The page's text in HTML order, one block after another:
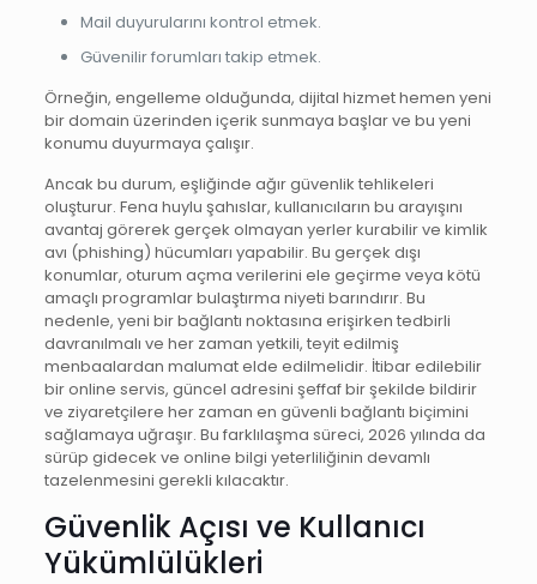
Mail duyurularını kontrol etmek.
Güvenilir forumları takip etmek.
Örneğin, engelleme olduğunda, dijital hizmet hemen yeni
bir domain üzerinden içerik sunmaya başlar ve bu yeni
konumu duyurmaya çalışır.
Ancak bu durum, eşliğinde ağır güvenlik tehlikeleri
oluşturur. Fena huylu şahıslar, kullanıcıların bu arayışını
avantaj görerek gerçek olmayan yerler kurabilir ve kimlik
avı (phishing) hücumları yapabilir. Bu gerçek dışı
konumlar, oturum açma verilerini ele geçirme veya kötü
amaçlı programlar bulaştırma niyeti barındırır. Bu
nedenle, yeni bir bağlantı noktasına erişirken tedbirli
davranılmalı ve her zaman yetkili, teyit edilmiş
menbaalardan malumat elde edilmelidir. İtibar edilebilir
bir online servis, güncel adresini şeffaf bir şekilde bildirir
ve ziyaretçilere her zaman en güvenli bağlantı biçimini
sağlamaya uğraşır. Bu farklılaşma süreci, 2026 yılında da
sürüp gidecek ve online bilgi yeterliliğinin devamlı
tazelenmesini gerekli kılacaktır.
Güvenlik Açısı ve Kullanıcı
Yükümlülükleri